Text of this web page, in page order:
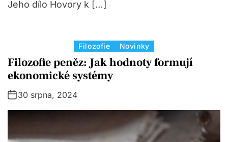
Jeho dílo Hovory k […]
a
t
g
o
i
Filozofie Novinky
Filozofie peněz: Jak hodnoty formují
ekonomické systémy
30 srpna, 2024